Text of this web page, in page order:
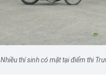
Nhiều thí sinh có mặt tại điểm thi